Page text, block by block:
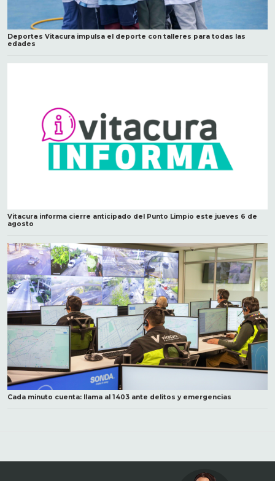
Deportes Vitacura impulsa el deporte con talleres para todas las
edades
Vitacura informa cierre anticipado del Punto Limpio este jueves 6 de
agosto
Cada minuto cuenta: llama al 1403 ante delitos y emergencias